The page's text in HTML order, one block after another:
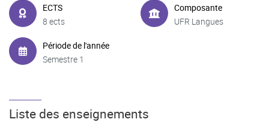
ECTS
8 ects
Composante
UFR Langues
Période de l'année
Semestre 1
Liste des enseignements